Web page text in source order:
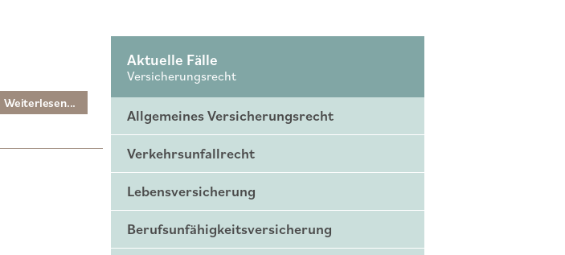
Weiterlesen...
Aktuelle Fälle
Versicherungsrecht
Allgemeines Versicherungsrecht
Verkehrsunfallrecht
Lebensversicherung
Berufsunfähigkeitsversicherung